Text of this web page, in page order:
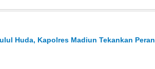
Huda, Kapolres Madiun Tekankan